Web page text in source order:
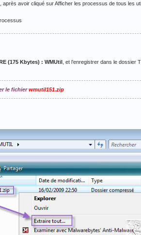
avoir cliqué sur Afficher les processus de tous les
(175 Kbytes) : WMUtil , et l’enregistrer dans le dossier
le fichierwmutil151.zip